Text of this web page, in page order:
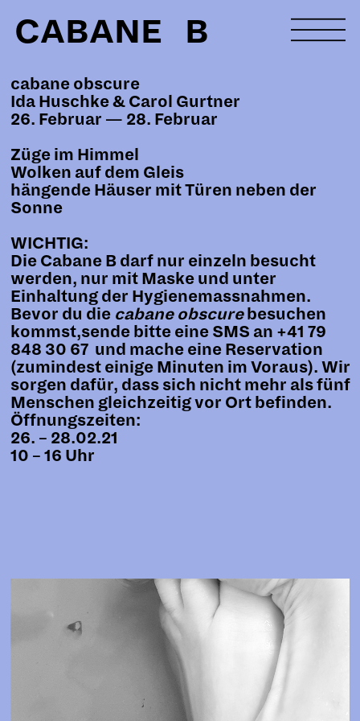
CABANE B
cabane obscure
Ida Huschke & Carol Gurtner
26. Februar — 28. Februar
Züge im Himmel
Wolken auf dem Gleis
hängende Häuser mit Türen neben der
Sonne
WICHTIG:
Die Cabane B darf nur einzeln besucht
werden, nur mit Maske und unter
Einhaltung der Hygienemassnahmen.
Bevor du die cabane obscure besuchen
kommst,sende bitte eine SMS an +41 79
848 30 67 und mache eine Reservation
(zumindest einige Minuten im Voraus). Wir
sorgen dafür, dass sich nicht mehr als fünf
Menschen gleichzeitig vor Ort befinden.
Öffnungszeiten:
26. – 28.02.21
10 – 16 Uhr